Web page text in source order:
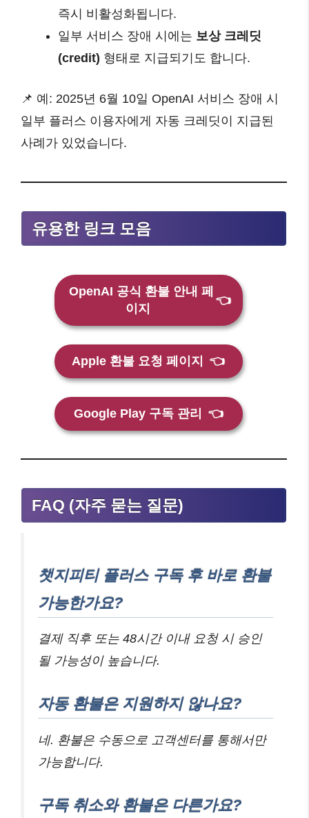
즉시 비활성화됩니다.
일부 서비스 장애 시에는 보상 크레딧
(credit) 형태로 지급되기도 합니다.
📌 예: 2025년 6월 10일 OpenAI 서비스 장애 시
일부 플러스 이용자에게 자동 크레딧이 지급된
사례가 있었습니다.
유용한 링크 모음
OpenAI 공식 환불 안내 페
이지
👈
Apple 환불 요청 페이지👈
Google Play 구독 관리👈
FAQ (자주 묻는 질문)
챗지피티 플러스 구독 후 바로 환불
가능한가요?
결제 직후 또는 48시간 이내 요청 시 승인
될 가능성이 높습니다.
자동 환불은 지원하지 않나요?
네. 환불은 수동으로 고객센터를 통해서만
가능합니다.
구독 취소와 환불은 다른가요?